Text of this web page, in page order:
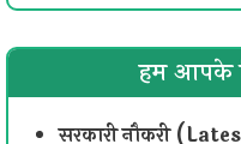
हम आपके
सरकारी नौकरी